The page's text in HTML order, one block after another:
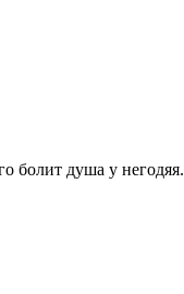
болит душа у негодяя.